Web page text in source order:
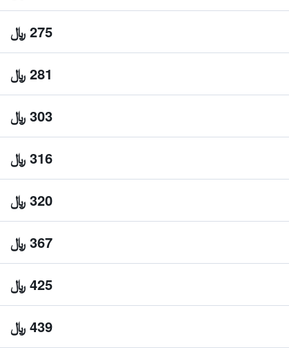
275 ﷼
281 ﷼
303 ﷼
316 ﷼
320 ﷼
367 ﷼
425 ﷼
439 ﷼